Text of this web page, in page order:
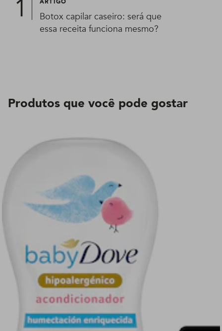
Botox capilar caseiro: será que
essa receita funciona mesmo?
Produtos que você pode gostar